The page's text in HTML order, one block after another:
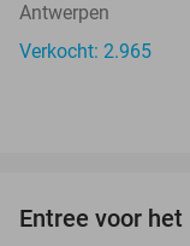
Antwerpen
Verkocht: 2.965
Entree voor